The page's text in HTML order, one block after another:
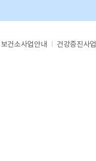
보건소사업안내 건강증진사업